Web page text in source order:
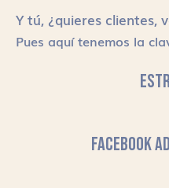
Y tú, ¿quieres clientes,
Pues aquí tenemos la
FACEBOOK